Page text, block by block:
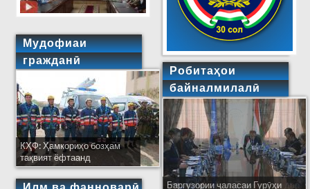
Мудофиаи
гражданӣ
КҲФ: Ҳамкориҳо бозҳам
тақвият ёфтаанд
Робитаҳои
байналмилалӣ
Баргузории ҷаласаи Гурӯҳи
Ширкати ҳайати Тоҷикистон дар